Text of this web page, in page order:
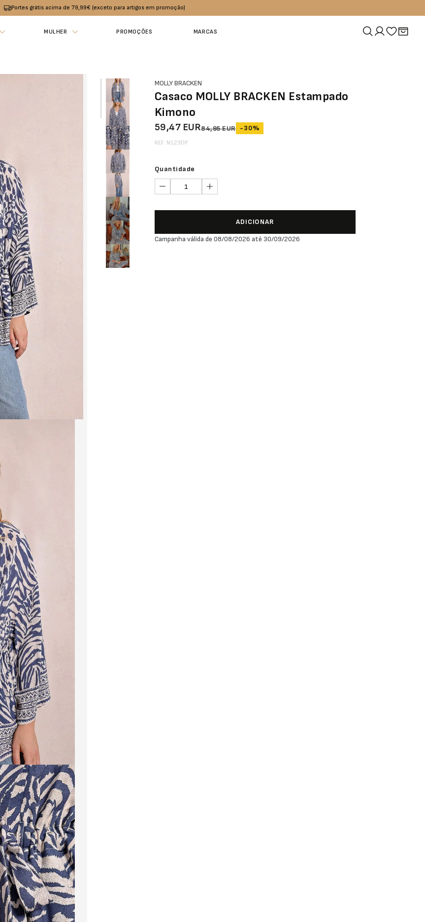
Portes grátis acima de 79,99€ (exceto para artigos em promoção)
MULHER PROMOÇÕES MARCAS
MOLLY BRACKEN
Casaco MOLLY BRACKEN Estampado
Kimono
59,47 EUR84,95 EUR -30%
REF. N123DP
Quantidade
ADICIONAR
Campanha válida de 08/08/2026 até 30/09/2026